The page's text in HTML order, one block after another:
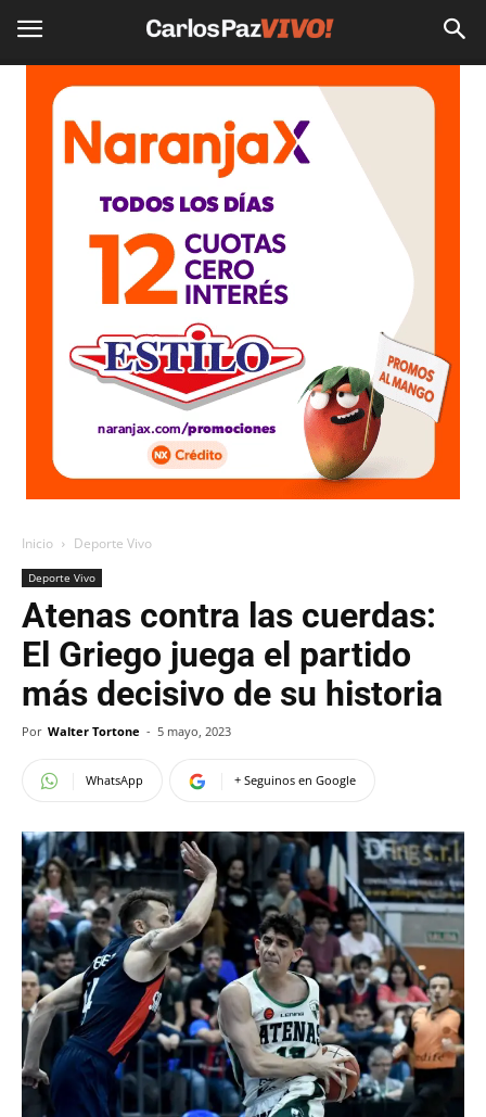
Inicio Deporte Vivo
Deporte Vivo
Atenas contra las cuerdas:
El Griego juega el partido
más decisivo de su historia
Por Walter Tortone - 5 mayo, 2023
WhatsApp + Seguinos en Google